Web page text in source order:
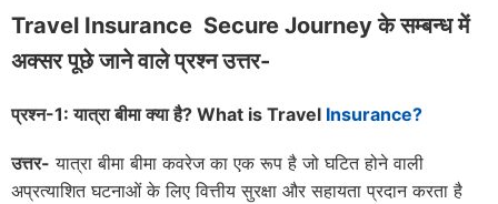
Travel Insurance Secure Journey के सम्बन्ध में
अक्सर पूछे जाने वाले प्रश्न उत्तर-
प्रश्न-1: यात्रा बीमा क्या है? What is Travel Insurance?
उत्तर- यात्रा बीमा बीमा कवरेज का एक रूप है जो घटित होने वाली
अप्रत्याशित घटनाओं के लिए वित्तीय सुरक्षा और सहायता प्रदान करता है